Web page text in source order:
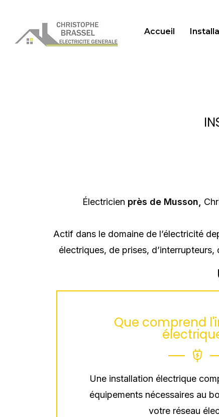
Accueil
Électricien près de Musson,
Actif dans le domaine de l’électricité
électriques, de prises,
Que comprend
Une installation électrique
équipements nécessaires au
votre réseau